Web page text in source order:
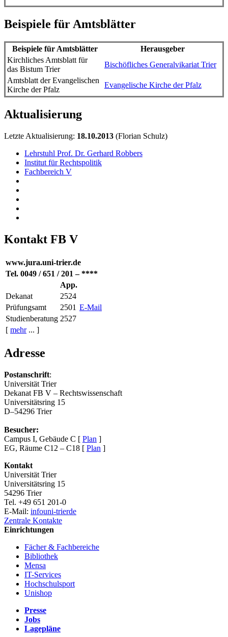
Beispiele für Amtsblätter
Beispiele für Amtsblätter
Herausgeber
Kirchliches Amtsblatt für
das Bistum Trier
Bischöfliches Generalvikariat Trier
Amtsblatt der Evangelischen
Kirche der Pfalz
Evangelische Kirche der Pfalz
Aktualisierung
Letzte Aktualisierung: 18.10.2013 (Florian Schulz)
Lehrstuhl Prof. Dr. Gerhard Robbers
Institut für Rechtspolitik
Fachbereich V
Kontakt FB V
www.jura.uni-trier.de
Tel. 0049 / 651 / 201 – ****
App.
Dekanat
2524
E-Mail
Prüfungsamt
2501
Studienberatung 2527
[ mehr... ]
Adresse
Postanschrift:
Universität Trier
Dekanat FB V – Rechtswissenschaft
Universitätsring 15
D–54296 Trier
Besucher:
Campus I, Gebäude C [ Plan ]
EG, Räume C12 – C18 [ Plan ]
Kontakt
Universität Trier
Universitätsring 15
54296 Trier
Tel. +49 651 201-0
E-Mail: infouni-trierde
Zentrale Kontakte
Einrichtungen
Fächer & Fachbereiche
Bibliothek
Mensa
IT-Services
Hochschulsport
Unishop
Presse
Jobs
Lagepläne